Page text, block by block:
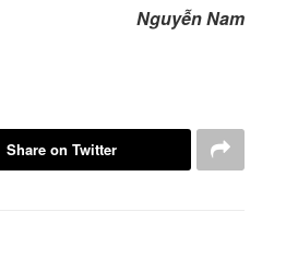
Nguyễn Nam
Share on Twitter